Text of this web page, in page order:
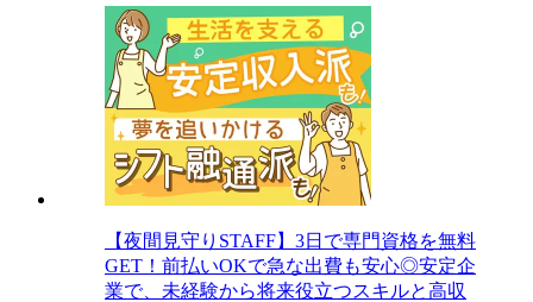
【夜間見守りSTAFF】3日で専門資格を無料
GET！前払いOKで急な出費も安心◎安定企
業で、未経験から将来役立つスキルと高収